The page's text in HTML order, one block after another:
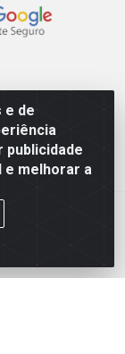
e de
publicidade
e melhorar a
SP
- Pari - São
0001-29